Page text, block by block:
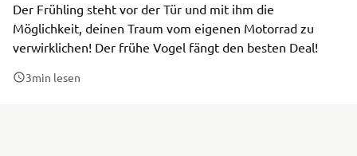
Der Frühling steht vor der Tür und mit ihm die
Möglichkeit, deinen Traum vom eigenen Motorrad zu
verwirklichen! Der frühe Vogel fängt den besten Deal!
3min lesen